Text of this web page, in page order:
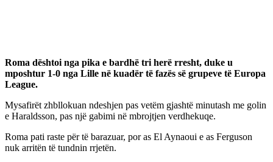
Roma dështoi nga pika e bardhë tri herë rresht, duke u
mposhtur 1-0 nga Lille në kuadër të fazës së grupeve të Europa
League.
Mysafirët zhbllokuan ndeshjen pas vetëm gjashtë minutash me golin
e Haraldsson, pas një gabimi në mbrojtjen verdhekuqe.
Roma pati raste për të barazuar, por as El Aynaoui e as Ferguson
nuk arritën të tundnin rrjetën.